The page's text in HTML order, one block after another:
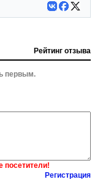
Рейтинг отзыва
первым.
посетители!
Регистрация